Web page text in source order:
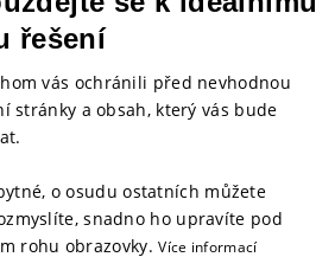
řešení
vás ochránili před nevhodnou
stránky a obsah, který vás bude
o osudu ostatních můžete
snadno ho upravíte pod
rohu obrazovky.Více informací